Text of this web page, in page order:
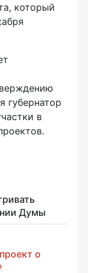
который
губернатор
в
Думы
о